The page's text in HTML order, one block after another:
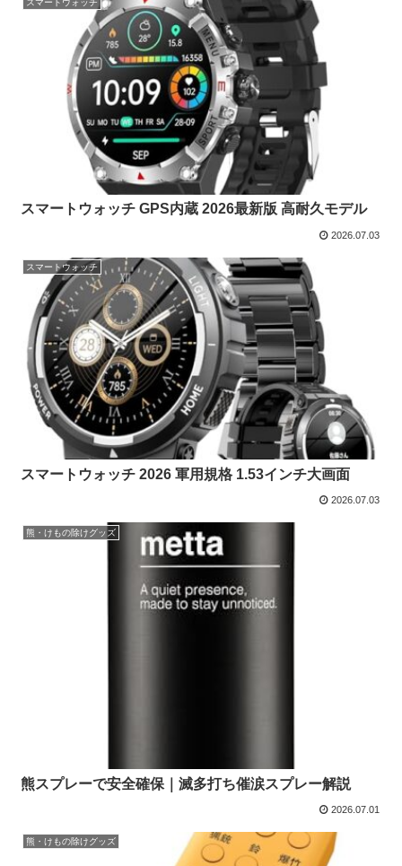
スマートウォッチ GPS内蔵 2026最新版 高耐久モデル
2026.07.03
スマートウォッチ
スマートウォッチ 2026 軍用規格 1.53インチ大画面
2026.07.03
熊・けもの除けグッズ
熊スプレーで安全確保｜滅多打ち催涙スプレー解説
2026.07.01
熊・けもの除けグッズ